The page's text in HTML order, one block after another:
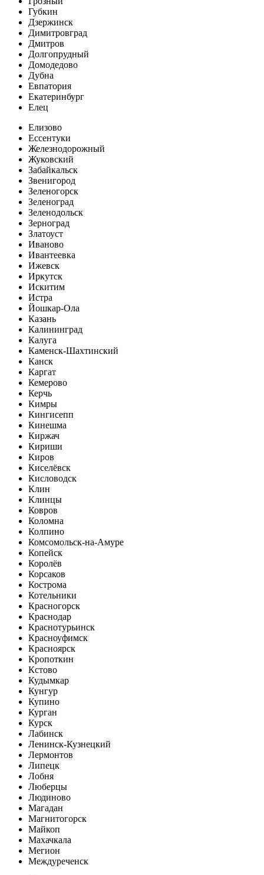
Губкин
Дзержинск
Димитровград
Дмитров
Долгопрудный
Домодедово
Дубна
Евпатория
Екатеринбург
Елец
Елизово
Ессентуки
Железнодорожный
Жуковский
Забайкальск
Звенигород
Зеленогорск
Зеленоград
Зеленодольск
Зерноград
Златоуст
Иваново
Ивантеевка
Ижевск
Иркутск
Искитим
Истра
Йошкар-Ола
Казань
Калининград
Калуга
Каменск-Шахтинский
Канск
Каргат
Кемерово
Керчь
Кимры
Кингисепп
Кинешма
Киржач
Кириши
Киров
Киселёвск
Кисловодск
Клин
Клинцы
Ковров
Коломна
Колпино
Комсомольск-на-Амуре
Копейск
Королёв
Корсаков
Кострома
Котельники
Красногорск
Краснодар
Краснотурьинск
Красноуфимск
Красноярск
Кропоткин
Кстово
Кудымкар
Кунгур
Купино
Курган
Курск
Лабинск
Ленинск-Кузнецкий
Лермонтов
Липецк
Лобня
Люберцы
Людиново
Магадан
Магнитогорск
Майкоп
Махачкала
Мегион
Междуреченск